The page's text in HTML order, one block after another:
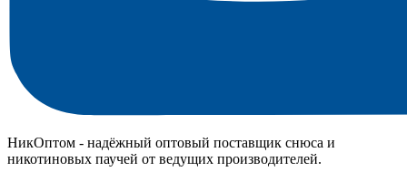
НикОптом - надёжный оптовый поставщик снюса и
никотиновых паучей от ведущих производителей.